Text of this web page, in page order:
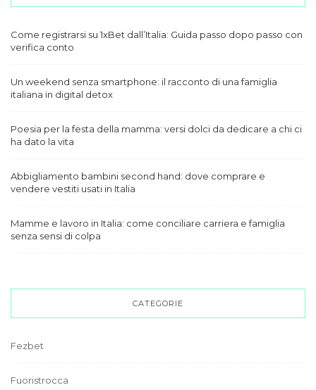
Come registrarsi su 1xBet dall’Italia: Guida passo dopo passo con
verifica conto
Un weekend senza smartphone: il racconto di una famiglia
italiana in digital detox
Poesia per la festa della mamma: versi dolci da dedicare a chi ci
ha dato la vita
Abbigliamento bambini second hand: dove comprare e
vendere vestiti usati in Italia
Mamme e lavoro in Italia: come conciliare carriera e famiglia
senza sensi di colpa
CATEGORIE
Fezbet
Fuoristrocca